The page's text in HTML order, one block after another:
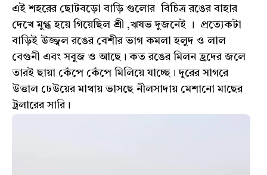
এই শহরের ছোটবড়ো বাড়ি গুলোর বিচিত্র রঙের বাহার
দেখে মুগ্ধ হয়ে গিয়েছিল শ্রী ,ঋষভ দুজনেই । প্রত্যেকটা
বাড়িই উজ্জ্বল রঙের বেশীর ভাগ কমলা হলুদ ও লাল
বেগুনী এবং সবুজ ও আছে। কত রঙের মিলন হ্রদের জলে
তারই ছায়া কেঁপে কেঁপে মিলিয়ে যাচ্ছে। দূরের সাগরে
উত্তাল ঢেউয়ের মাথায় ভাসছে নীলসাদায় মেশানো মাছের
ট্রলারের সারি।